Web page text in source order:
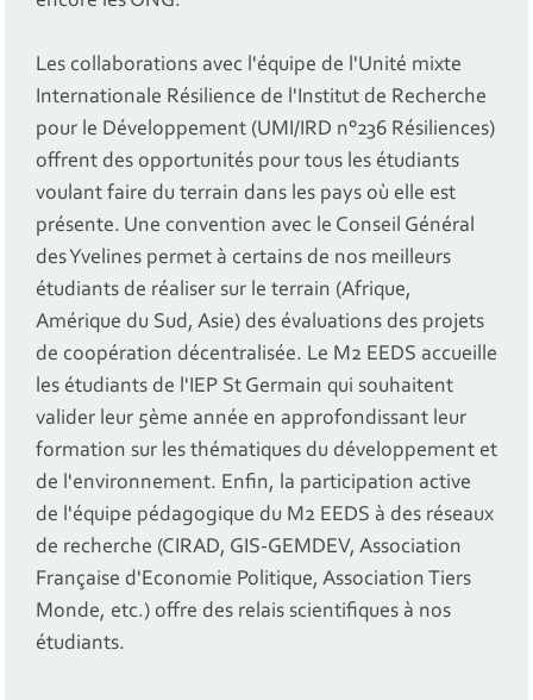
Les collaborations avec l'équipe de l'Unité mixte
Internationale Résilience de l'Institut de Recherche
pour le Développement (UMI/IRD n°236 Résiliences)
offrent des opportunités pour tous les étudiants
voulant faire du terrain dans les pays où elle est
présente. Une convention avec le Conseil Général
des Yvelines permet à certains de nos meilleurs
étudiants de réaliser sur le terrain (Afrique,
Amérique du Sud, Asie) des évaluations des projets
de coopération décentralisée. Le M2 EEDS accueille
les étudiants de l'IEP St Germain qui souhaitent
valider leur 5ème année en approfondissant leur
formation sur les thématiques du développement et
de l'environnement. Enfin, la participation active
de l'équipe pédagogique du M2 EEDS à des réseaux
de recherche (CIRAD, GIS-GEMDEV, Association
Française d'Economie Politique, Association Tiers
Monde, etc.) offre des relais scientifiques à nos
étudiants.